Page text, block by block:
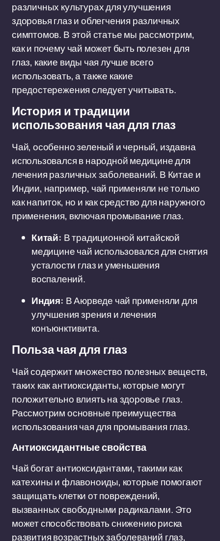
различных культурах для улучшения
здоровья глаз и облегчения различных
симптомов. В этой статье мы рассмотрим,
как и почему чай может быть полезен для
глаз, какие виды чая лучше всего
использовать, а также какие
предостережения следует учитывать.
История и традиции
использования чая для глаз
Чай, особенно зеленый и черный, издавна
использовался в народной медицине для
лечения различных заболеваний. В Китае и
Индии, например, чай применяли не только
как напиток, но и как средство для наружного
применения, включая промывание глаз.
Китай: В традиционной китайской
медицине чай использовался для снятия
усталости глаз и уменьшения
воспалений.
Индия: В Аюрведе чай применяли для
улучшения зрения и лечения
конъюнктивита.
Польза чая для глаз
Чай содержит множество полезных веществ,
таких как антиоксиданты, которые могут
положительно влиять на здоровье глаз.
Рассмотрим основные преимущества
использования чая для промывания глаз.
Антиоксидантные свойства
Чай богат антиоксидантами, такими как
катехины и флавоноиды, которые помогают
защищать клетки от повреждений,
вызванных свободными радикалами. Это
может способствовать снижению риска
развития возрастных заболеваний глаз,